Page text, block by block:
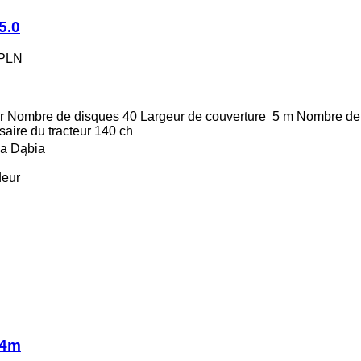
Nombre de disques 40 Largeur de couverture 5 m Nombre
du tracteur 140 ch
Dąbia